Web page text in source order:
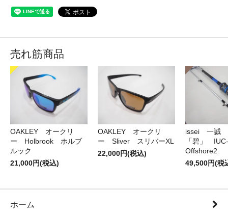
売れ筋商品
OAKLEY オークリ
ー Holbrook ホルブ
ルック
21,000円(税込)
OAKLEY オークリ
ー Sliver スリバーXL
22,000円(税込)
issei 一
「碧」
Offshore2
49,500円(税
ホーム